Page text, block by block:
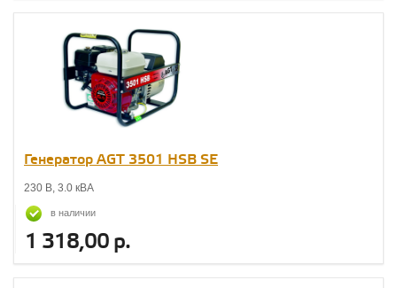
Генератор AGT 3501 НSB SE
230 В, 3.0 кВА
в наличии
1 318,00 р.